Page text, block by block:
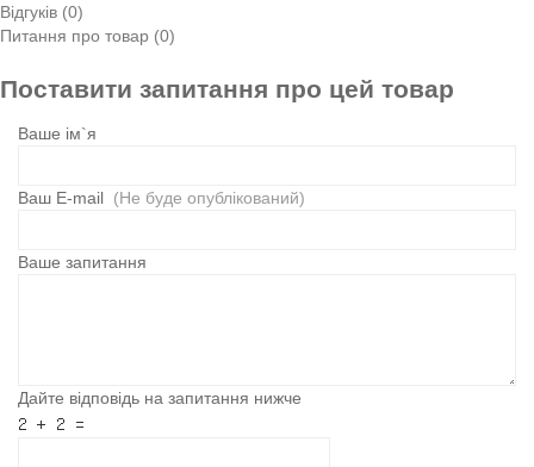
Відгуків (0)
Питання про товар (0)
Поставити запитання про цей товар
Ваше ім`я
Ваш E-mail (Не буде опублікований)
Ваше запитання
Дайте відповідь на запитання нижче